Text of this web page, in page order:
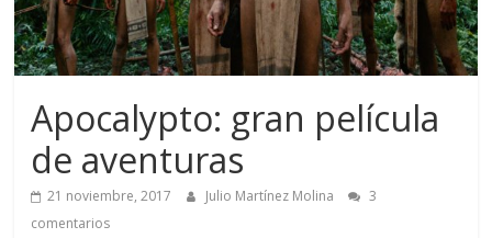
Apocalypto: gran película
de aventuras
21 noviembre, 2017 Julio Martínez Molina
3
comentarios